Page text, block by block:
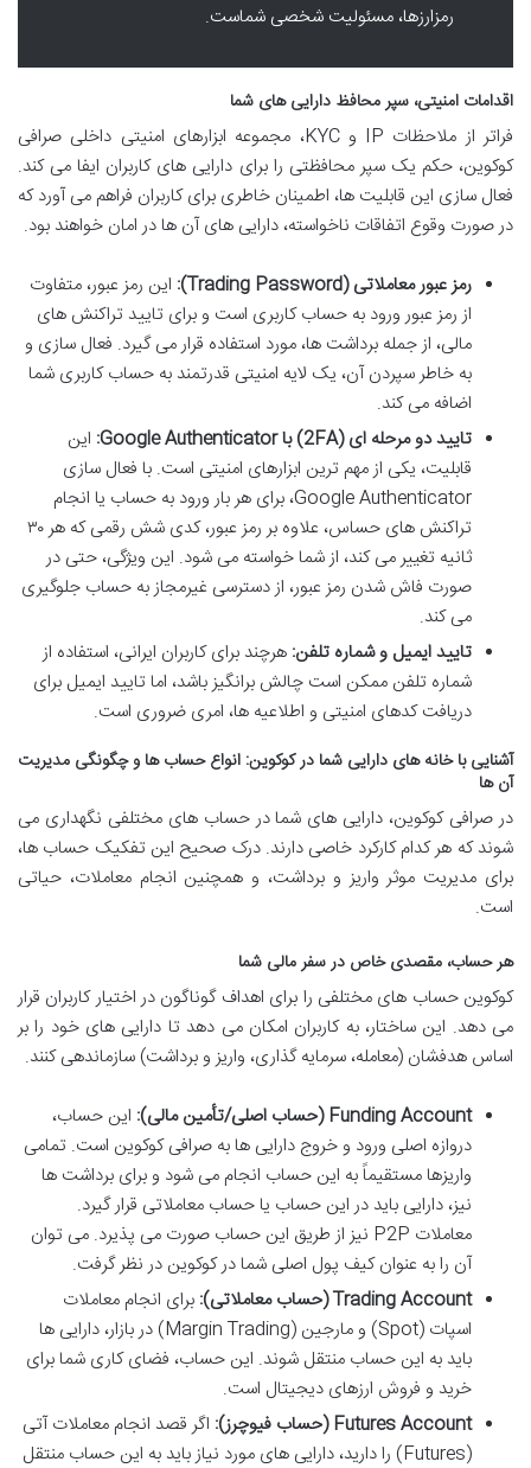
رمزارزها، مسئولیت شخصی شماست.
اقدامات امنیتی، سپر محافظ دارایی های شما
فراتر از ملاحظات IP و KYC، مجموعه ابزارهای امنیتی داخلی صرافی
کوکوین، حکم یک سپر محافظتی را برای دارایی های کاربران ایفا می کند.
فعال سازی این قابلیت ها، اطمینان خاطری برای کاربران فراهم می آورد که
در صورت وقوع اتفاقات ناخواسته، دارایی های آن ها در امان خواهند بود.
رمز عبور معاملاتی (Trading Password):
این رمز عبور، متفاوت
از رمز عبور ورود به حساب کاربری است و برای تایید تراکنش های
مالی، از جمله برداشت ها، مورد استفاده قرار می گیرد. فعال سازی و
به خاطر سپردن آن، یک لایه امنیتی قدرتمند به حساب کاربری شما
اضافه می کند.
تایید دو مرحله ای (2FA) با Google Authenticator:
این
قابلیت، یکی از مهم ترین ابزارهای امنیتی است. با فعال سازی
Google Authenticator، برای هر بار ورود به حساب یا انجام
تراکنش های حساس، علاوه بر رمز عبور، کدی شش رقمی که هر ۳۰
ثانیه تغییر می کند، از شما خواسته می شود. این ویژگی، حتی در
صورت فاش شدن رمز عبور، از دسترسی غیرمجاز به حساب جلوگیری
می کند.
تایید ایمیل و شماره تلفن: هرچند برای کاربران ایرانی، استفاده از
شماره تلفن ممکن است چالش برانگیز باشد، اما تایید ایمیل برای
دریافت کدهای امنیتی و اطلاعیه ها، امری ضروری است.
آشنایی با خانه های دارایی شما در کوکوین: انواع حساب ها و چگونگی مدیریت
آن ها
در صرافی کوکوین، دارایی های شما در حساب های مختلفی نگهداری می
شوند که هر کدام کارکرد خاصی دارند. درک صحیح این تفکیک حساب ها،
برای مدیریت موثر واریز و برداشت، و همچنین انجام معاملات، حیاتی
است.
هر حساب، مقصدی خاص در سفر مالی شما
کوکوین حساب های مختلفی را برای اهداف گوناگون در اختیار کاربران قرار
می دهد. این ساختار، به کاربران امکان می دهد تا دارایی های خود را بر
اساس هدفشان (معامله، سرمایه گذاری، واریز و برداشت) سازماندهی کنند.
Funding Account (حساب اصلی/تأمین مالی):
این حساب،
دروازه اصلی ورود و خروج دارایی ها به صرافی کوکوین است. تمامی
واریزها مستقیماً به این حساب انجام می شود و برای برداشت ها
نیز، دارایی باید در این حساب یا حساب معاملاتی قرار گیرد.
معاملات P2P نیز از طریق این حساب صورت می پذیرد. می توان
آن را به عنوان کیف پول اصلی شما در کوکوین در نظر گرفت.
Trading Account (حساب معاملاتی):
برای انجام معاملات
اسپات (Spot) و مارجین (Margin Trading) در بازار، دارایی ها
باید به این حساب منتقل شوند. این حساب، فضای کاری شما برای
خرید و فروش ارزهای دیجیتال است.
Futures Account (حساب فیوچرز):
اگر قصد انجام معاملات آتی
(Futures) را دارید، دارایی های مورد نیاز باید به این حساب منتقل